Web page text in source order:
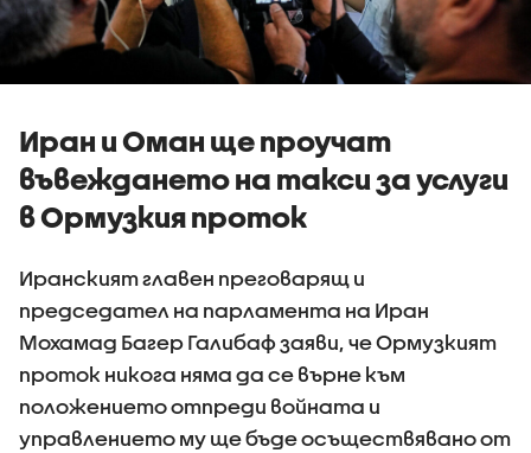
Иран и Оман ще проучат
въвеждането на такси за услуги
в Ормузкия проток
Иранският главен преговарящ и
председател на парламента на Иран
Мохамад Багер Галибаф заяви, че Ормузкият
проток никога няма да се върне към
положението отпреди войната и
управлението му ще бъде осъществявано от